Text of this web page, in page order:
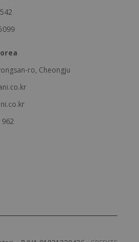
ro, Cheongju